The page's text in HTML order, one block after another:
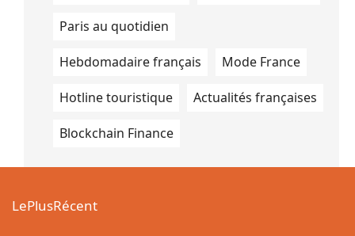
Paris au quotidien
Hebdomadaire français Mode France
Hotline touristique Actualités françaises
Blockchain Finance
LePlusRécent